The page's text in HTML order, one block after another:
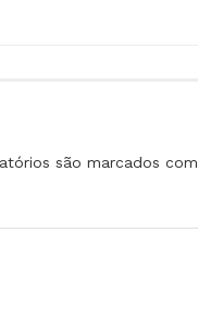
são marcados com